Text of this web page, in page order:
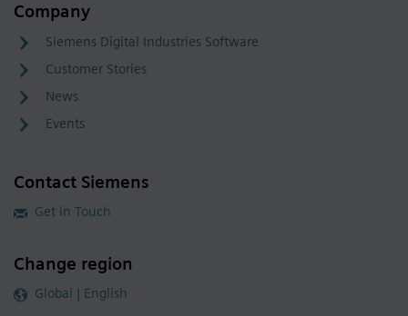
Company
Siemens Digital Industries Software
Customer Stories
News
Events
Contact Siemens
Get in Touch
Change region
Global | English